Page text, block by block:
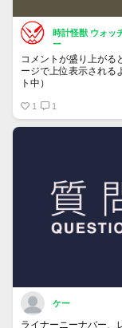
時計怪獣 ウォッ
ー
コメントが盛り上がる
ージで上位表示される
ト中）
1 1
ケー
ライナーニーナバー、